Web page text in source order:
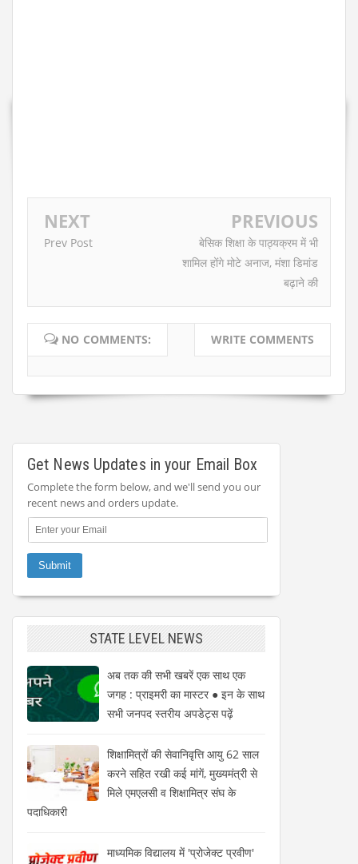
NEXT
Prev Post
PREVIOUS
बेसिक शिक्षा के पाठ्यक्रम में भी
शामिल होंगे मोटे अनाज, मंशा डिमांड
बढ़ाने की
NO COMMENTS: WRITE COMMENTS
Get News Updates in your Email Box
Complete the form below, and we'll send you our
recent news and orders update.
STATE LEVEL NEWS
अब तक की सभी खबरें एक साथ एक
जगह : प्राइमरी का मास्टर ● इन के साथ
सभी जनपद स्तरीय अपडेट्स पढ़ें
शिक्षामित्रों की सेवानिवृत्ति आयु 62 साल
करने सहित रखी कई मांगें, मुख्यमंत्री से
मिले एमएलसी व शिक्षामित्र संघ के
पदाधिकारी
माध्यमिक विद्यालय में 'प्रोजेक्ट प्रवीण'